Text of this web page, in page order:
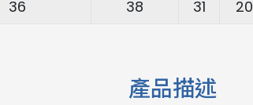
36 38 31 20
產品描述